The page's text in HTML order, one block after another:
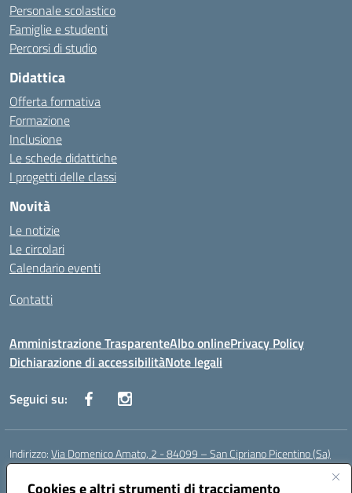
Cookies e altri strumenti di tracciamento
Personale scolastico
Famiglie e studenti
Percorsi di studio
Didattica
Offerta formativa
Formazione
Inclusione
Le schede didattiche
I progetti delle classi
Novità
Le notizie
Le circolari
Calendario eventi
Contatti
Amministrazione TrasparenteAlbo onlinePrivacy Policy
Dichiarazione di accessibilitàNote legali
Seguici su:
Indirizzo:Via Domenico Amato, 2 - 84099 – San Cipriano Picentino (Sa)
Centralino:
Posta elettronica certificata (PEC):saic87700c@pec.istruzione.it